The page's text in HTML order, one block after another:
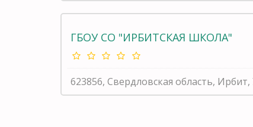
ГБОУ СО "ИРБИТСКАЯ ШКОЛА"
623856, Свердловская область,